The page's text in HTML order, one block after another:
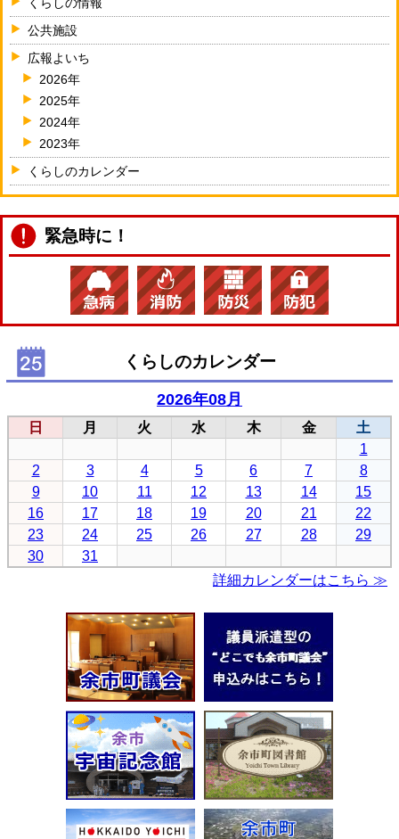
くらしの情報
公共施設
広報よいち
2026年
2025年
2024年
2023年
くらしのカレンダー
緊急時に！
くらしのカレンダー